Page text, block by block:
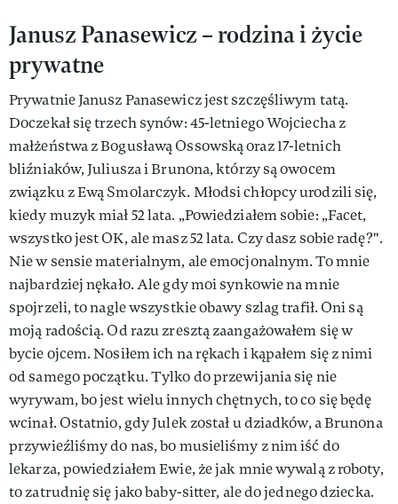
Janusz Panasewicz – rodzina i życie
prywatne
Prywatnie Janusz Panasewicz jest szczęśliwym tatą.
Doczekał się trzech synów: 45-letniego Wojciecha z
małżeństwa z Bogusławą Ossowską oraz 17-letnich
bliźniaków, Juliusza i Brunona, którzy są owocem
związku z Ewą Smolarczyk. Młodsi chłopcy urodzili się,
kiedy muzyk miał 52 lata. „Powiedziałem sobie: „Facet,
wszystko jest OK, ale masz 52 lata. Czy dasz sobie radę?".
Nie w sensie materialnym, ale emocjonalnym. To mnie
najbardziej nękało. Ale gdy moi synkowie na mnie
spojrzeli, to nagle wszystkie obawy szlag trafił. Oni są
moją radością. Od razu zresztą zaangażowałem się w
bycie ojcem. Nosiłem ich na rękach i kąpałem się z nimi
od samego początku. Tylko do przewijania się nie
wyrywam, bo jest wielu innych chętnych, to co się będę
wcinał. Ostatnio, gdy Julek został u dziadków, a Brunona
przywieźliśmy do nas, bo musieliśmy z nim iść do
lekarza, powiedziałem Ewie, że jak mnie wywalą z roboty,
to zatrudnię się jako baby-sitter, ale do jednego dziecka.